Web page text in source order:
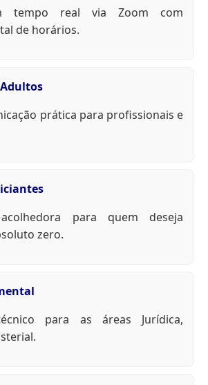
tempo real via Zoom com
de horários.
prática para profissionais e
para quem deseja
zero.
para as áreas Jurídica,